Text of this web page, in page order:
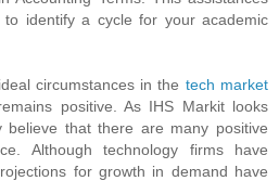
identify a cycle for your academic
circumstances in the tech market
positive. As IHS Markit looks
believe that there are many positive
Although technology firms have
for growth in demand have